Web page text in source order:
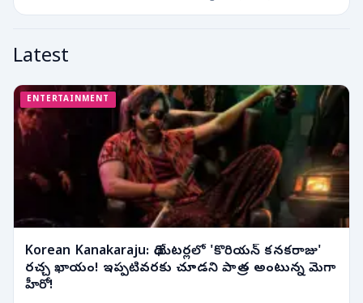
Latest
ENTERTAINMENT
Korean Kanakaraju: థియేటర్లలో 'కొరియన్ కనకరాజు'
రచ్చ ఖాయం! ఇప్పటివరకు చూడని పాత్ర అంటున్న మెగా
హీరో!